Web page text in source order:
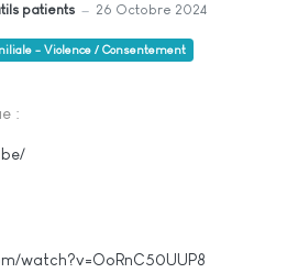
patients 26 Octobre 2024
- Violence / Consentement
:
watch?v=OoRnC50UUP8